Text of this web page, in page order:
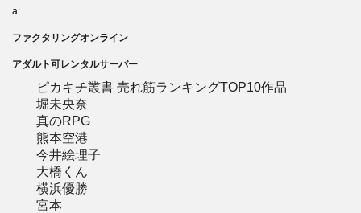
a:
ファクタリングオンライン
アダルト可レンタルサーバー
ピカキチ叢書 売れ筋ランキングTOP10作品
堀未央奈
真のRPG
熊本空港
今井絵理子
大橋くん
横浜優勝
宮本